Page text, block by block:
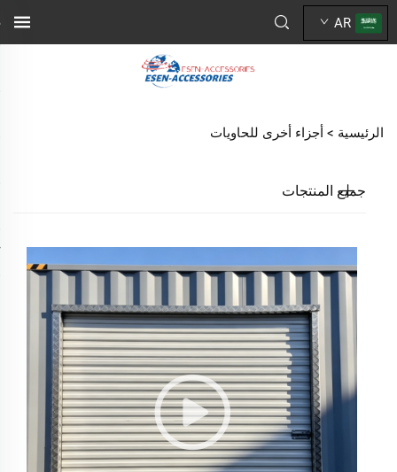
AR
الرئيسية > أجزاء أخرى للحاويات
جميع المنتجات